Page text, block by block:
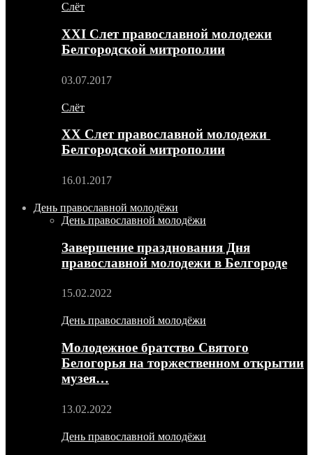
Слёт
XXI Слет православной молодежи
Белгородской митрополии
03.07.2017
Слёт
XX Слет православной молодежи
Белгородской митрополии
16.01.2017
День православной молодёжи
День православной молодёжи
Завершение празднования Дня
православной молодежи в Белгороде
15.02.2022
День православной молодёжи
Молодежное братство Святого
Белогорья на торжественном открытии
музея…
13.02.2022
День православной молодёжи